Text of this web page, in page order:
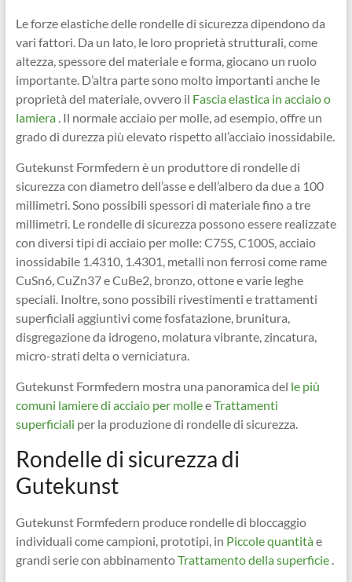
Le forze elastiche delle rondelle di sicurezza dipendono da
vari fattori. Da un lato, le loro proprietà strutturali, come
altezza, spessore del materiale e forma, giocano un ruolo
importante. D’altra parte sono molto importanti anche le
proprietà del materiale, ovvero il Fascia elastica in acciaio o
lamiera. Il normale acciaio per molle, ad esempio, offre un
grado di durezza più elevato rispetto all’acciaio inossidabile.
Gutekunst Formfedern è un produttore di rondelle di
sicurezza con diametro dell’asse e dell’albero da due a 100
millimetri. Sono possibili spessori di materiale fino a tre
millimetri. Le rondelle di sicurezza possono essere realizzate
con diversi tipi di acciaio per molle: C75S, C100S, acciaio
inossidabile 1.4310, 1.4301, metalli non ferrosi come rame
CuSn6, CuZn37 e CuBe2, bronzo, ottone e varie leghe
speciali. Inoltre, sono possibili rivestimenti e trattamenti
superficiali aggiuntivi come fosfatazione, brunitura,
disgregazione da idrogeno, molatura vibrante, zincatura,
micro-strati delta o verniciatura.
Gutekunst Formfedern mostra una panoramica del le più
comuni lamiere di acciaio per molleeTrattamenti
superficiali per la produzione di rondelle di sicurezza.
Rondelle di sicurezza di
Gutekunst
Gutekunst Formfedern produce rondelle di bloccaggio
individuali come campioni, prototipi, in Piccole quantitàe
grandi serie con abbinamentoTrattamento della superficie.